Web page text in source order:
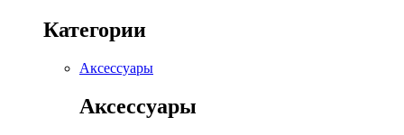
Категории
Аксессуары
Аксессуары